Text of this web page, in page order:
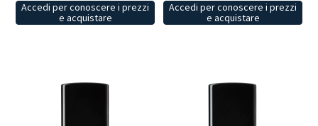
Accedi per conoscere i prezzi
e acquistare
Accedi per conoscere i prezzi
e acquistare